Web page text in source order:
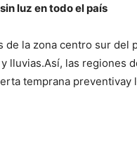
luz en todo el país
de la zona centro sur del
lluvias.Así, las regiones
temprana preventivay